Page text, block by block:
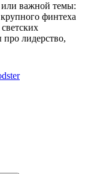
важной темы:
финтеха
лидерство,